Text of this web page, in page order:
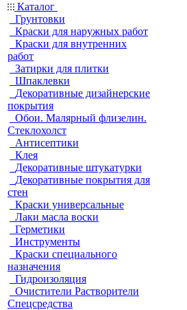
Каталог
Грунтовки
Краски для наружных работ
Краски для внутренних
работ
Затирки для плитки
Шпаклевки
Декоративные дизайнерские
покрытия
Обои. Малярный флизелин.
Стеклохолст
Антисептики
Клея
Декоративные штукатурки
Декоративные покрытия для
стен
Краски универсальные
Лаки масла воски
Герметики
Инструменты
Краски специального
назначения
Гидроизоляция
Очистители Растворители
Спецсредства